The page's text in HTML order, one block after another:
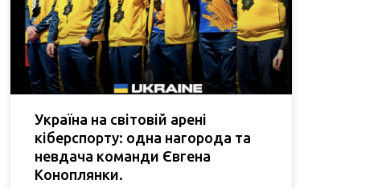
Україна на світовій арені
кіберспорту: одна нагорода та
невдача команди Євгена
Коноплянки.